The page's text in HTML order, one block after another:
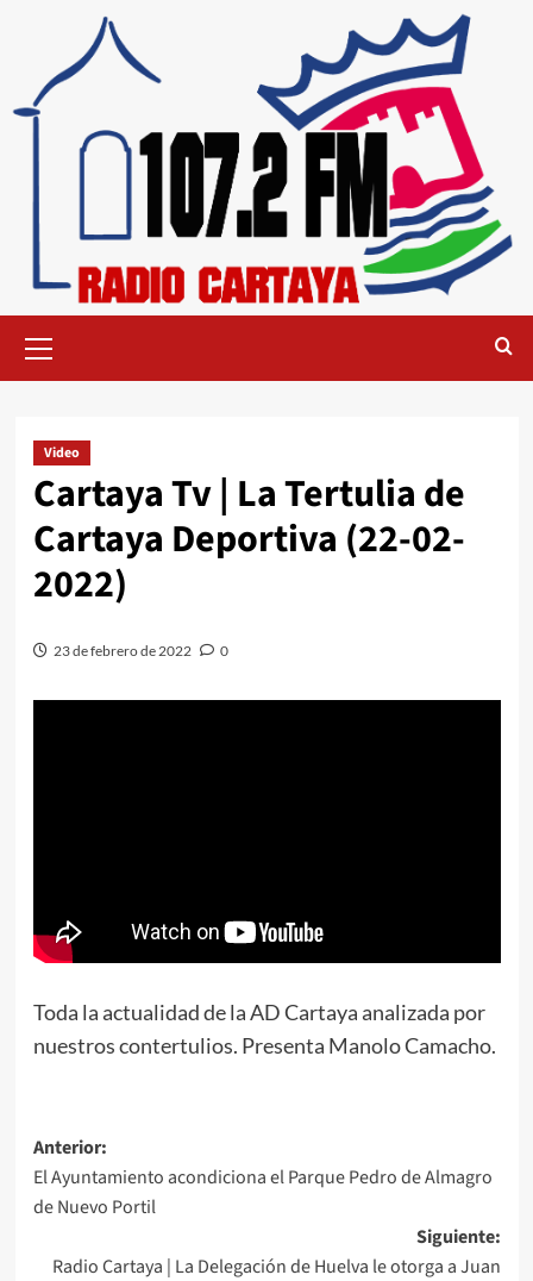
Video
Cartaya Tv | La Tertulia de
Cartaya Deportiva (22-02-
2022)
23 de febrero de 2022 0
Toda la actualidad de la AD Cartaya analizada por
nuestros contertulios. Presenta Manolo Camacho.
Anterior:
El Ayuntamiento acondiciona el Parque Pedro de Almagro
de Nuevo Portil
Siguiente:
Radio Cartaya | La Delegación de Huelva le otorga a Juan